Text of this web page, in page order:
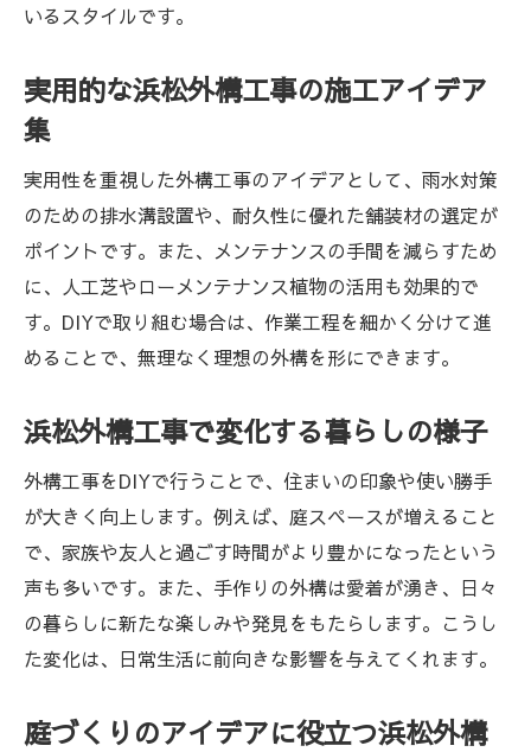
いるスタイルです。
実用的な浜松外構工事の施工アイデア
集
実用性を重視した外構工事のアイデアとして、雨水対策
のための排水溝設置や、耐久性に優れた舗装材の選定が
ポイントです。また、メンテナンスの手間を減らすため
に、人工芝やローメンテナンス植物の活用も効果的で
す。DIYで取り組む場合は、作業工程を細かく分けて進
めることで、無理なく理想の外構を形にできます。
浜松外構工事で変化する暮らしの様子
外構工事をDIYで行うことで、住まいの印象や使い勝手
が大きく向上します。例えば、庭スペースが増えること
で、家族や友人と過ごす時間がより豊かになったという
声も多いです。また、手作りの外構は愛着が湧き、日々
の暮らしに新たな楽しみや発見をもたらします。こうし
た変化は、日常生活に前向きな影響を与えてくれます。
庭づくりのアイデアに役立つ浜松外構